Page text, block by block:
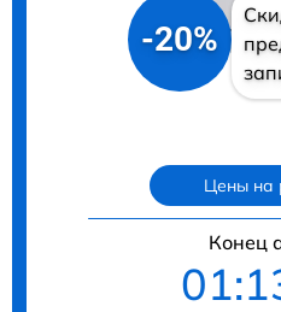
-20%
Цены на
Конец